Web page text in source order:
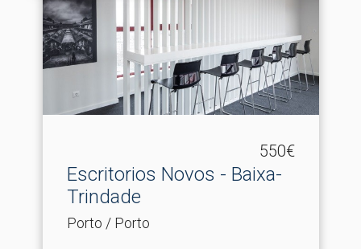
550€
Escritorios Novos - Baixa-
Trindade
Porto / Porto